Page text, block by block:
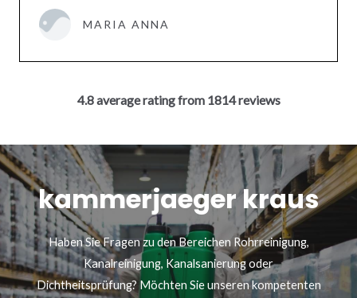
MARIA ANNA
4.8 average rating from 1814 reviews
kammerjaeger kraus
Haben Sie Fragen zu den Bereichen Rohrreinigung,
Kanalreinigung, Kanalsanierung oder
Dichtheitsprüfung? Möchten Sie unseren kompetenten